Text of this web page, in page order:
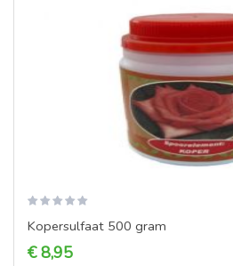
Kopersulfaat 500 gram
€ 8,95